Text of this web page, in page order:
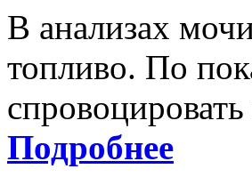
В анализах
топливо. По
Подробнее